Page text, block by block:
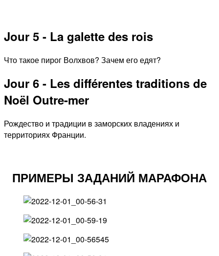
Jour 5 - La galette des rois
Что такое пирог Волхвов? Зачем его едят?
Jour 6 - Les différentes traditions de
Noël Outre-mer
Рождество и традиции в заморских владениях и
территориях Франции.
ПРИМЕРЫ ЗАДАНИЙ МАРАФОНА